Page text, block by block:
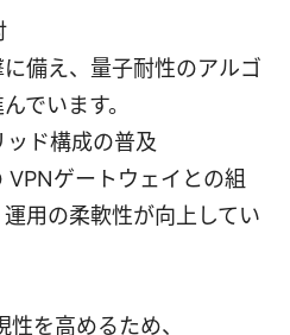
備え、量子耐性のアルゴ
でいます。
ド構成の普及
VPNゲートウェイとの組
用の柔軟性が向上してい
性を高めるため、